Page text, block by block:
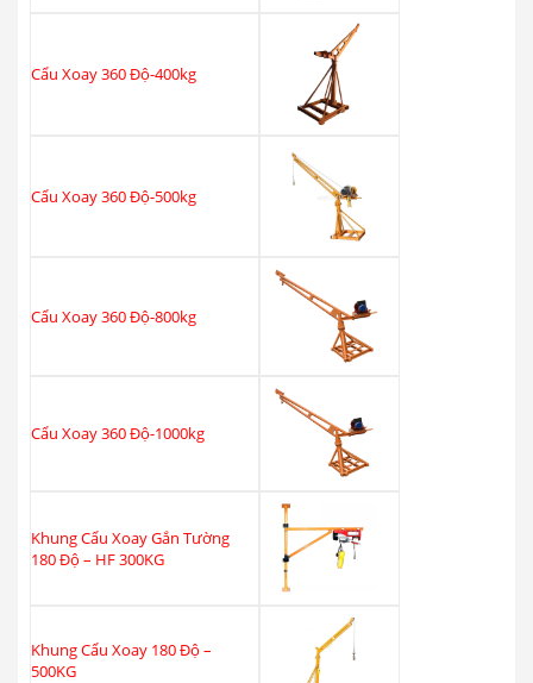
Cẩu Xoay 360 Độ-400kg
Cẩu Xoay 360 Độ-500kg
Cẩu Xoay 360 Độ-800kg
Cẩu Xoay 360 Độ-1000kg
Khung Cẩu Xoay Gắn Tường
180 Độ – HF 300KG
Khung Cẩu Xoay 180 Độ –
500KG